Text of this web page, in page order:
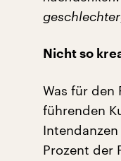
Nicht so
Was für den
führenden
Prozent der